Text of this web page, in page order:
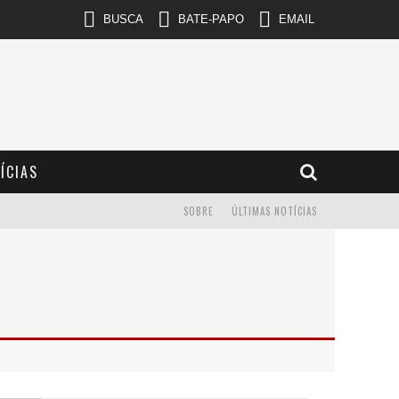
BUSCA BATE-PAPO EMAIL
ÚLTIMAS NOTÍCIAS
SOBRE